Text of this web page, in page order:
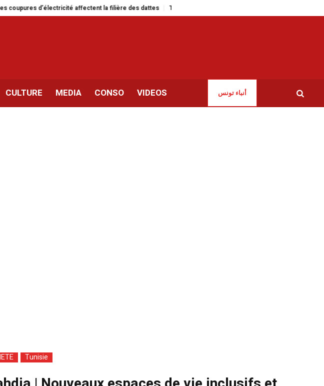
affectent la filière des dattes Tunisie – France | Fritures sur la ligne
CULTURE MEDIA CONSO VIDEOS أنباء تونس
Tunisie